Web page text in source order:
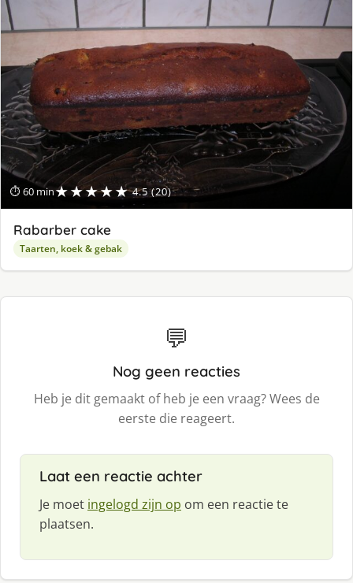
⏱ 60 min★★★★★ 4.5 (20)
Rabarber cake
Taarten, koek & gebak
💬
Nog geen reacties
Heb je dit gemaakt of heb je een vraag? Wees de
eerste die reageert.
Laat een reactie achter
Je moet ingelogd zijn op om een reactie te
plaatsen.